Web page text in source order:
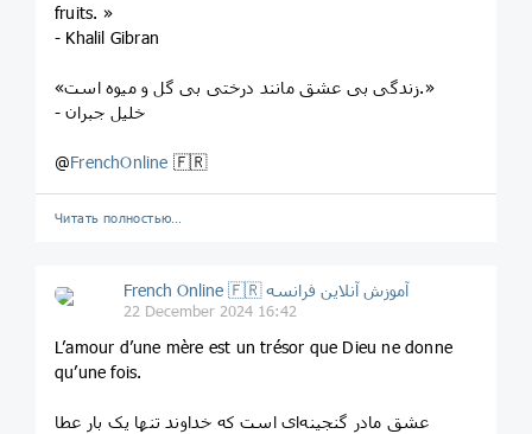
fruits. »
- Khalil Gibran
«زندگی بی عشق مانند درختی بی گل و میوه است.»
- خلیل جبران
@FrenchOnline 🇫🇷
Читать полностью…
French Online 🇫🇷 آموزش آنلاین فرانسه
22 December 2024 16:42
L’amour d’une mère est un trésor que Dieu ne donne
qu’une fois.
عشق مادر گنجینه‌ای است که خداوند تنها یک بار عطا